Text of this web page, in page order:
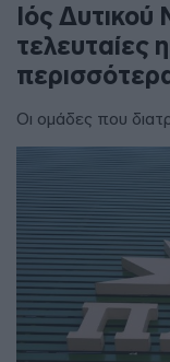
Ιός Δυτικού
τελευταίες
Οι ομάδες που